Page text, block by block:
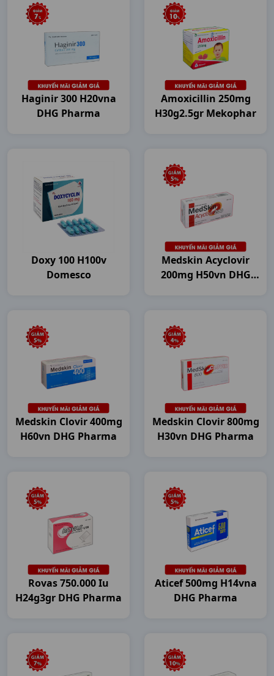
Haginir 300 H20vna
DHG Pharma
Amoxicillin 250mg
H30g2.5gr Mekophar
Doxy 100 H100v
Domesco
Medskin Acyclovir
200mg H50vn DHG
Medskin Clovir 400mg
H60vn DHG Pharma
Medskin Clovir 800mg
H30vn DHG Pharma
Rovas 750.000 Iu
H24g3gr DHG Pharma
Aticef 500mg H14vna
DHG Pharma